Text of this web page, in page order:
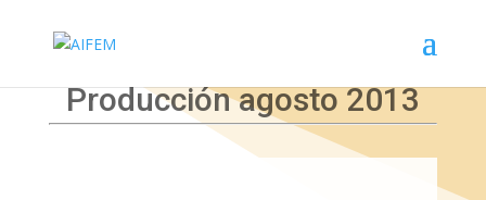
Producción agosto 2013